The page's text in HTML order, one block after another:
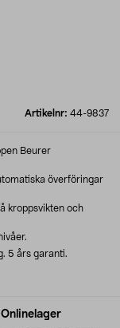
Artikelnr: 44-9837
Onlinelager
Beurer
överföringar
kroppsvikten och
5 års garanti.